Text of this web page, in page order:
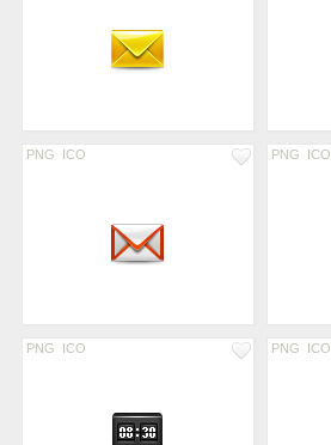
PNG ICO PNG ICO
PNG ICO PNG ICO